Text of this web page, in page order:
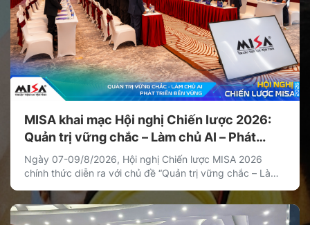
MISA khai mạc Hội nghị Chiến lược 2026:
Quản trị vững chắc – Làm chủ AI – Phát
triển bền vững
Ngày 07-09/8/2026, Hội nghị Chiến lược MISA 2026
chính thức diễn ra với chủ đề “Quản trị vững chắc – Làm
lược thường niên của MISA nhằm thống nhất định hướng
phát triển dài hạn, xác lập các ưu tiên chiến lược […]